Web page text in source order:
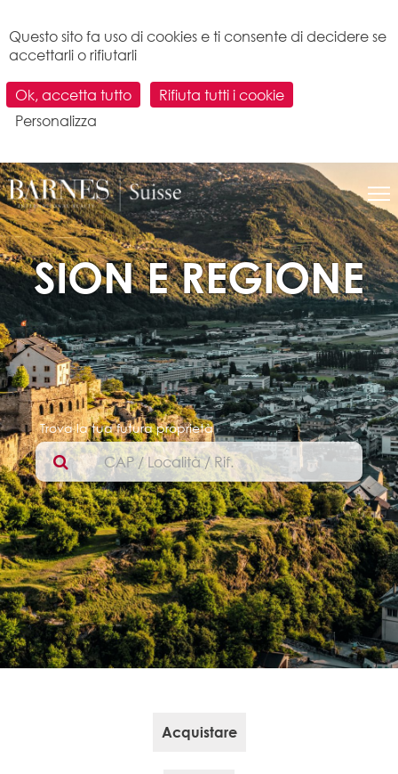
SION EREGIONE
Trova la tua futura proprietà
Acquistare
Questo sito fa uso di cookies e ti consente di decidere se
accettarli o rifiutarli
Ok, accetta tutto
Rifiuta tutti i cookie
Personalizza